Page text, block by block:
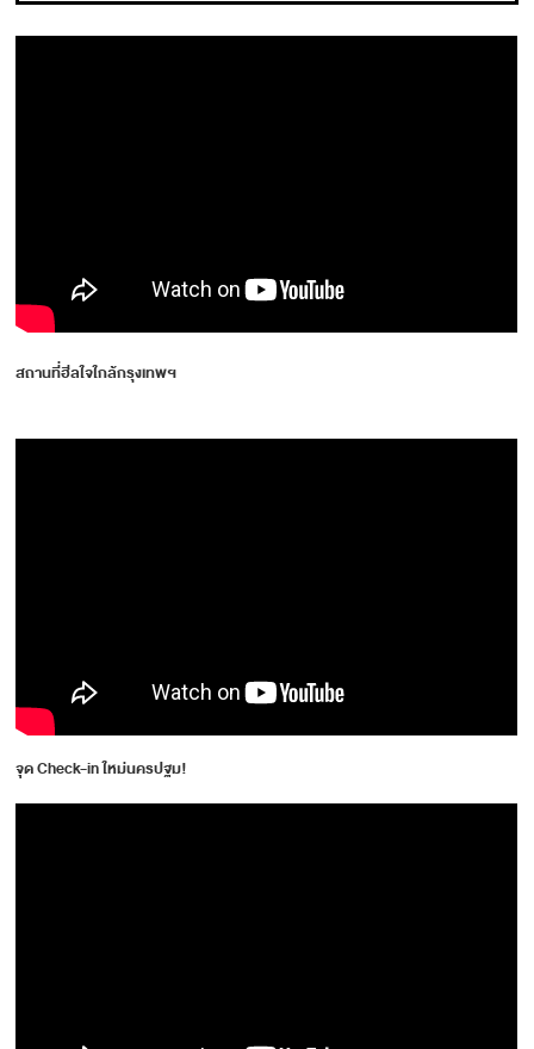
สถานที่ฮีลใจใกล้กรุงเทพฯ
จุด Check-in ใหม่นครปฐม!